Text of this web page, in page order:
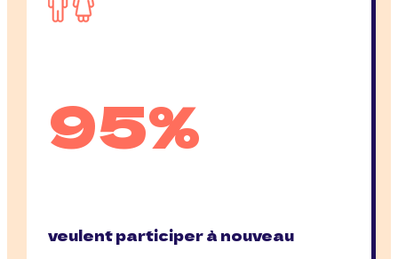
95%
veulent participer à nouveau